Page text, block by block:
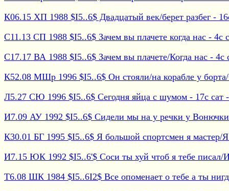
К06.15 ХП 1988 $I5..6$ Двадцатый век/берет разбег -
С11.13 СП 1988 $I5..6$ Зачем вы плачете когда нас - 4с
С17.17 ВА 1988 $I5..6$ Зачем вы плачете/Когда нас - 4с
К52.08 МШр 1996 $I5..6$ Он стояли/на корабле у
Л5.27 СЮ 1996 $I5..6$ Сегодня яйца с шумом - 17с сат
И7.09 АУ 1992 $I5..6$ Сидели мы на у речки у Вонючки
К30.01 БГ 1995 $I5..6$ Я большой спортсмен я мастер/
И7.15 ЮК 1992 $I5..6'$ Соси ты хуй чтоб я тебе писал/
Т6.08 ШК 1984 $I5..6I2$ Все опоменает о тебе а ты